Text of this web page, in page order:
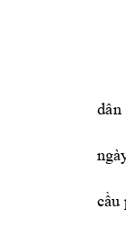
dân
cầu